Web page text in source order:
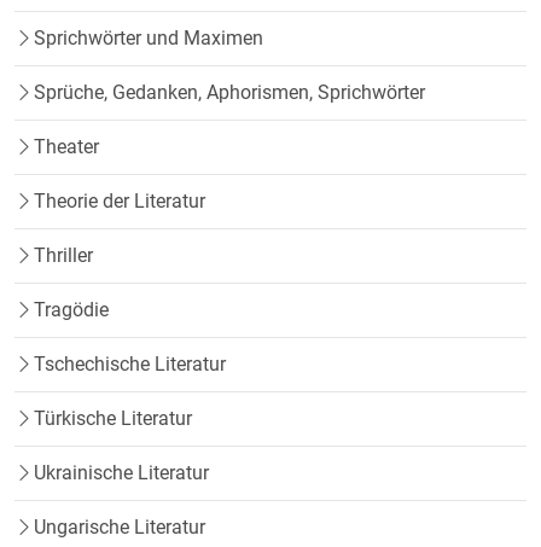
Sprichwörter und Maximen
Sprüche, Gedanken, Aphorismen, Sprichwörter
Theater
Theorie der Literatur
Thriller
Tragödie
Tschechische Literatur
Türkische Literatur
Ukrainische Literatur
Ungarische Literatur